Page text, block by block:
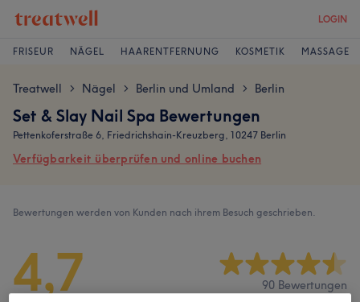
LOGIN
FRISEUR NÄGEL HAARENTFERNUNG KOSMETIK MASSAGE
Treatwell > Nägel > Berlin und Umland > Berlin
Set & Slay Nail Spa Bewertungen
Pettenkoferstraße 6, Friedrichshain-Kreuzberg, 10247 Berlin
Verfügbarkeit überprüfen und online buchen
Bewertungen werden von Kunden nach ihrem Besuch geschrieben.
4,7 90 Bewertungen